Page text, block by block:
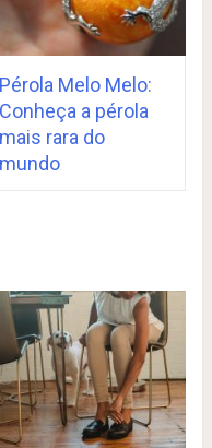
Pérola Melo Melo:
Conheça a pérola
mais rara do
mundo